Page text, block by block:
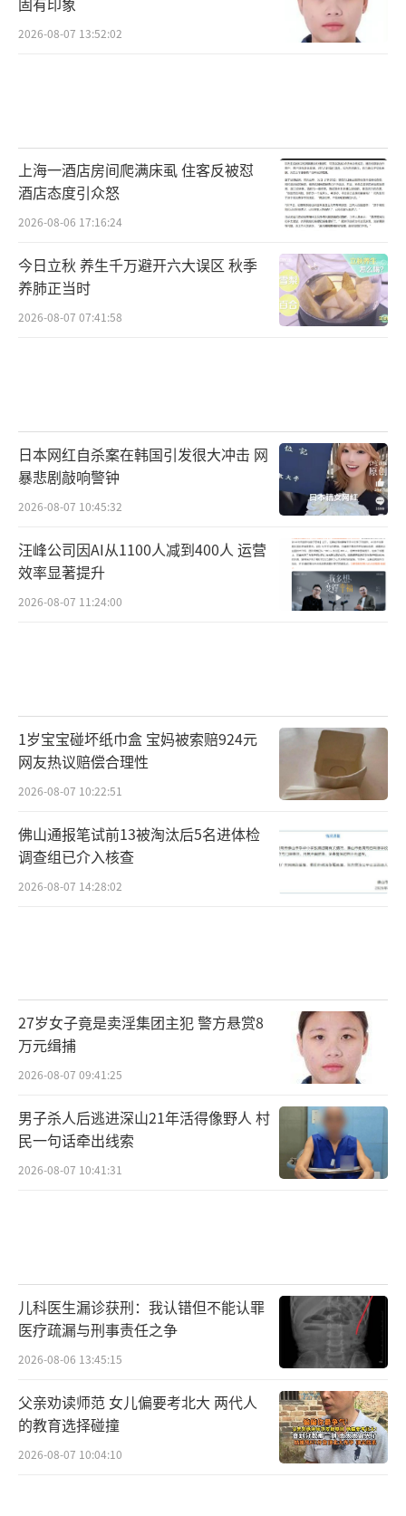
2026-08-07 13:52:02
上海一酒店房间爬满床虱 住客反被怼
酒店态度引众怒
2026-08-06 17:16:24
今日立秋 养生千万避开六大误区 秋季
养肺正当时
2026-08-07 07:41:58
日本网红自杀案在韩国引发很大冲击 网
暴悲剧敲响警钟
2026-08-07 10:45:32
汪峰公司因AI从1100人减到400人 运营
效率显著提升
2026-08-07 11:24:00
1岁宝宝碰坏纸巾盒 宝妈被索赔924元
网友热议赔偿合理性
2026-08-07 10:22:51
佛山通报笔试前13被淘汰后5名进体检
调查组已介入核查
2026-08-07 14:28:02
27岁女子竟是卖淫集团主犯 警方悬赏8
万元缉捕
2026-08-07 09:41:25
男子杀人后逃进深山21年活得像野人 村
民一句话牵出线索
2026-08-07 10:41:31
儿科医生漏诊获刑：我认错但不能认罪
医疗疏漏与刑事责任之争
2026-08-06 13:45:15
父亲劝读师范 女儿偏要考北大 两代人
的教育选择碰撞
2026-08-07 10:04:10